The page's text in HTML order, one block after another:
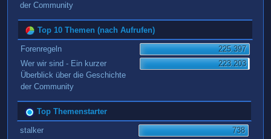
der Community
Top 10 Themen (nach Aufrufen)
Forenregeln
225.397
Wer wir sind - Ein kurzer
Überblick über die Geschichte
der Community
223.203
Top Themenstarter
stalker
738